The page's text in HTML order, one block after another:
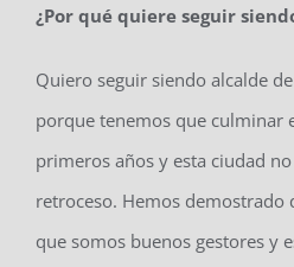
¿Por qué quiere seguir
Quiero seguir siendo alcalde
porque tenemos que culminar
primeros años y esta ciudad
retroceso. Hemos demostrado
que somos buenos gestores y